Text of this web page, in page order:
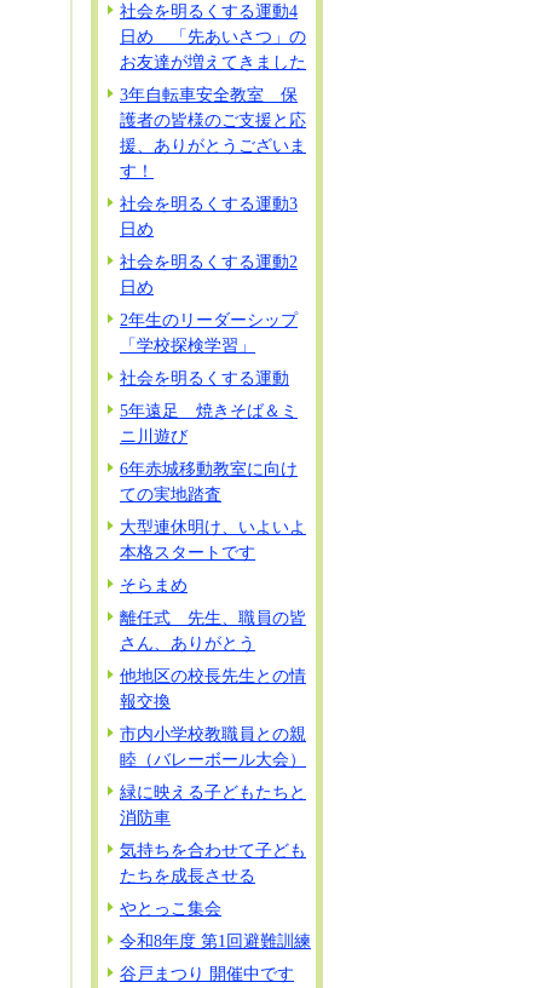
社会を明るくする運動4
日め 「先あいさつ」の
お友達が増えてきました
3年自転車安全教室 保
護者の皆様のご支援と応
援、ありがとうございま
す！
社会を明るくする運動3
日め
社会を明るくする運動2
日め
2年生のリーダーシップ
「学校探検学習」
社会を明るくする運動
5年遠足 焼きそば＆ミ
ニ川遊び
6年赤城移動教室に向け
ての実地踏査
大型連休明け、いよいよ
本格スタートです
そらまめ
離任式 先生、職員の皆
さん、ありがとう
他地区の校長先生との情
報交換
市内小学校教職員との親
睦（バレーボール大会）
緑に映える子どもたちと
消防車
気持ちを合わせて子ども
たちを成長させる
やとっこ集会
令和8年度 第1回避難訓練
谷戸まつり 開催中です